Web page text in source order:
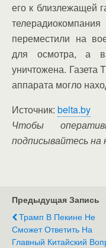
его к близлежащей
переместили на
для осмотра, а
уничтожена. Газета
аппарата могло
Источник: belta.by
Чтобы
подписывайтесь
Предыдущая Запись
Трамп В Пекине Не
Сможет Ответить На
Главный Китайский